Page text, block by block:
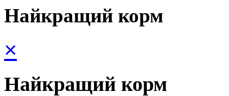
Найкращий корм
×
Найкращий корм